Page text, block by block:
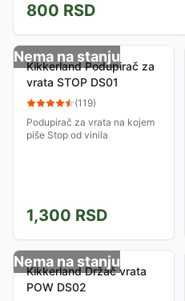
800 RSD
Nema na stanju
Kikkerland Podupirač za
vrata STOP DS01
(119)
Podupirač za vrata na kojem
piše Stop od vinila
1,300 RSD
Nema na stanju
Kikkerland Držač vrata
POW DS02